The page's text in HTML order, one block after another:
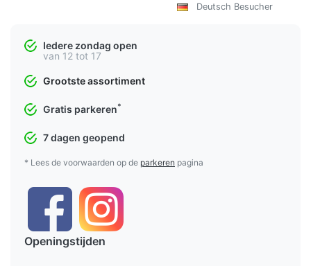
Deutsch Besucher
Iedere zondag open
van 12 tot 17
Grootste assortiment
Gratis parkeren*
7 dagen geopend
* Lees de voorwaarden op de parkeren pagina
Openingstijden